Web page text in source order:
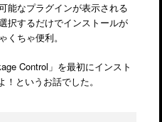
能なプラグインが表示される
択するだけでインストールが
ちゃ便利。
Control」を最初にインスト
というお話でした。